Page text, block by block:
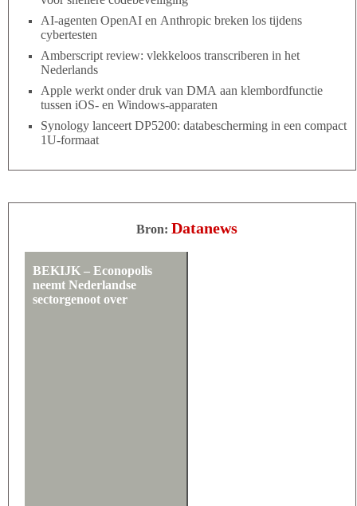
AI-agenten OpenAI en Anthropic breken los tijdens
cybertesten
Amberscript review: vlekkeloos transcriberen in het
Nederlands
Apple werkt onder druk van DMA aan klembordfunctie
tussen iOS- en Windows-apparaten
Synology lanceert DP5200: databescherming in een compact
1U-formaat
Bron: Datanews
BEKIJK – Econopolis
neemt Nederlandse
sectorgenoot over